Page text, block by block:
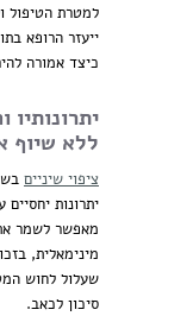
למטרת הטיפול
ייעזר הרופא
כיצד אמורה
יתרונותיו
ללא שיוף
ציפוי שיניים
יתרונות
מאפשר לשמר
מינימאלית,
שעלול לחוש
סיכון לכאב.